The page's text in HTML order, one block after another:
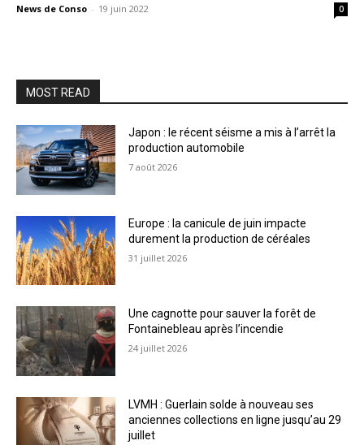
News de Conso - 19 juin 2022 0
MOST READ
Japon : le récent séisme a mis à l’arrêt la
production automobile
7 août 2026
Europe : la canicule de juin impacte
durement la production de céréales
31 juillet 2026
Une cagnotte pour sauver la forêt de
Fontainebleau après l’incendie
24 juillet 2026
LVMH : Guerlain solde à nouveau ses
anciennes collections en ligne jusqu’au 29
juillet